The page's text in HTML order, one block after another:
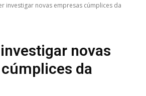
investigar novas empresas cúmplices da
novas
da